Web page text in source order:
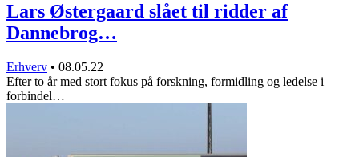
Lars Østergaard slået til ridder af
Dannebrog…
Erhverv • 08.05.22
Efter to år med stort fokus på forskning, formidling og ledelse i
forbindel…